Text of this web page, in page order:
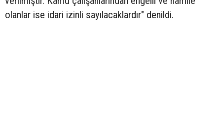
olanlar ise idari izinli sayılacaklardır" denildi.